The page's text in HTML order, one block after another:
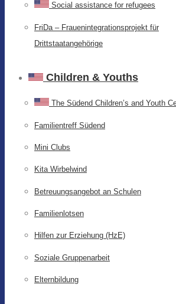
Social assistance for refugees
FriDa – Frauenintegrationsprojekt für
Drittstaatangehörige
Children & Youths
The Südend Children’s and Youth
Familientreff Südend
Mini Clubs
Kita Wirbelwind
Betreuungsangebot an Schulen
Familienlotsen
Hilfen zur Erziehung (HzE)
Soziale Gruppenarbeit
Elternbildung